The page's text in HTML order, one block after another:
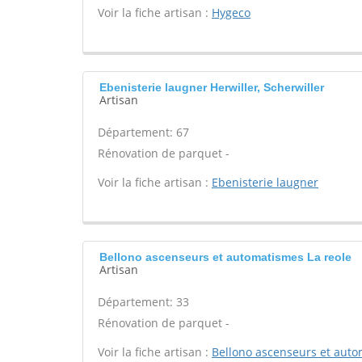
Voir la fiche artisan : Hygeco
Ebenisterie laugner Herwiller, Scherwiller
Artisan
Département: 67
Rénovation de parquet -
Voir la fiche artisan : Ebenisterie laugner
Bellono ascenseurs et automatismes La reole
Artisan
Département: 33
Rénovation de parquet -
Voir la fiche artisan : Bellono ascenseurs et